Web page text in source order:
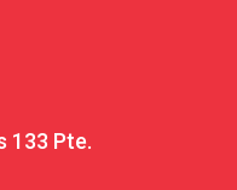
133 Pte.